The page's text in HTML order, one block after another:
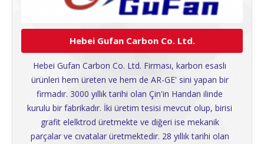
Hebei Gufan Carbon Co. Ltd.
Hebei Gufan Carbon Co. Ltd. Firması, karbon esaslı
ürünleri hem üreten ve hem de AR-GE' sini yapan bir
firmadır. 3000 yıllık tarihi olan Çin'in Handan ilinde
kurulu bir fabrikadır. İki üretim tesisi mevcut olup, birisi
grafit elelktrod üretmekte ve diğeri ise mekanik
parçalar ve cıvatalar üretmektedir. 28 yıllık tarihi olan